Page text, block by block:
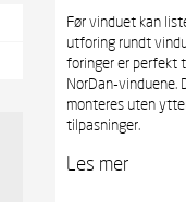
Før vinduet kan
utforing rundt
foringer er perfekt
NorDan-vinduene.
monteres uten
tilpasninger.
Les mer